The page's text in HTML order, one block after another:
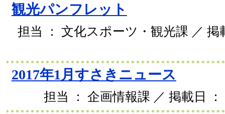
観光パンフレット
担当 ： 文化スポーツ・観光課 ／ 掲
2017年1月すさきニュース
担当 ： 企画情報課 ／ 掲載日 ：